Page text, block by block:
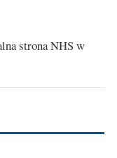
strona NHS w